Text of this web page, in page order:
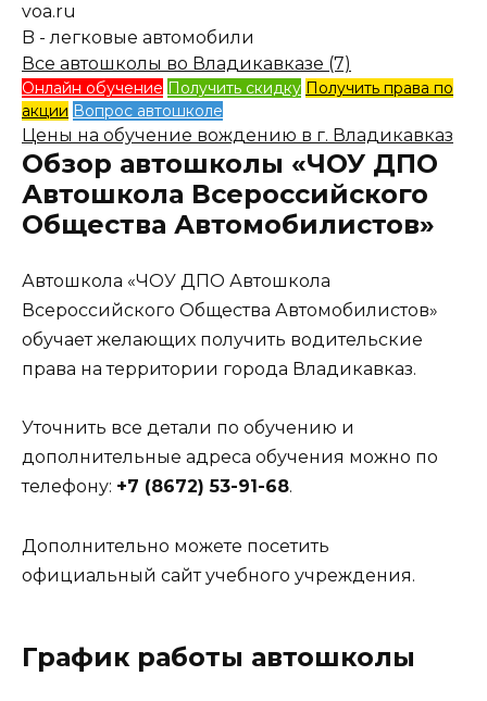
voa.ru
B - легковые автомобили
Все автошколы во Владикавказе (7)
Онлайн обучение Получить скидку Получить права по
акции Вопрос автошколе
Цены на обучение вождению в г. Владикавказ
Обзор автошколы «ЧОУ ДПО
Автошкола Всероссийского
Общества Автомобилистов»
Автошкола «ЧОУ ДПО Автошкола
Всероссийского Общества Автомобилистов»
обучает желающих получить водительские
права на территории города Владикавказ.
Уточнить все детали по обучению и
дополнительные адреса обучения можно по
телефону: +7 (8672) 53-91-68.
Дополнительно можете посетить
официальный сайт учебного учреждения.
График работы автошколы